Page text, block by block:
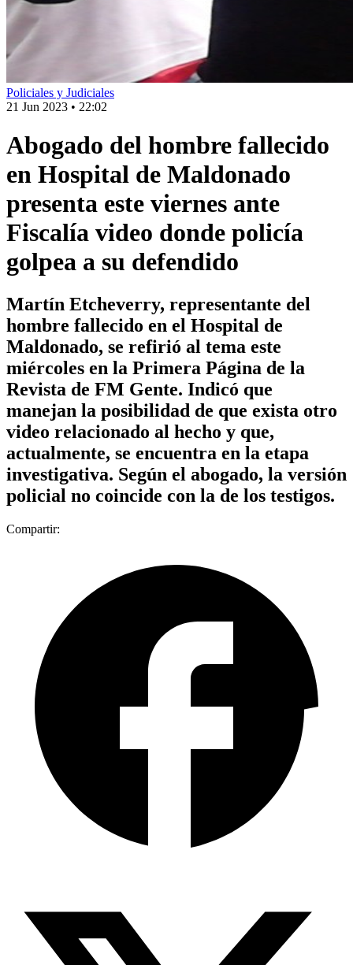
Policiales y Judiciales
21 Jun 2023 • 22:02
Abogado del hombre fallecido
en Hospital de Maldonado
presenta este viernes ante
Fiscalía video donde policía
golpea a su defendido
Martín Etcheverry, representante del
hombre fallecido en el Hospital de
Maldonado, se refirió al tema este
miércoles en la Primera Página de la
Revista de FM Gente. Indicó que
manejan la posibilidad de que exista otro
video relacionado al hecho y que,
actualmente, se encuentra en la etapa
investigativa. Según el abogado, la versión
policial no coincide con la de los testigos.
Compartir: